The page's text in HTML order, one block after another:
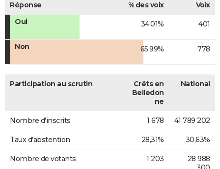
Réponse % des voix
Voix
Oui
34,01% 401
Non 65,99% 778
Participation au scrutin
Crêts en
Belledon
ne
National
Nombre d'inscrits 1 678 41 789 202
Taux d'abstention 28,31% 30,63%
Nombre de votants 1 203
28 988